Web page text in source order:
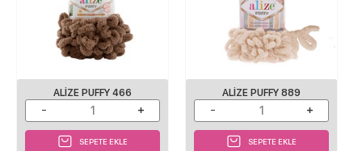
ALIZE PUFFY 466
SEPETE EKLE
ALIZE PUFFY 889
SEPETE EKLE